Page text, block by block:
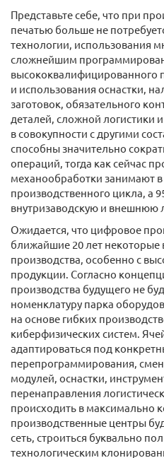
Представьте себе, что при
печатью больше не
технологии, использования
сложнейшим
высококвалифицированного
и использования оснастки,
заготовок, обязательного
деталей, сложной логистики
в совокупности с другими
способны значительно
операций, тогда как сейчас
механообработки занимают
производственного цикла, а
внутризаводскую и внешнюю
Ожидается, что цифровое
ближайшие 20 лет некоторые
производства, особенно с
продукции. Согласно
производства будущего не
номенклатуру парка
на основе гибких
киберфизических систем.
адаптироваться под
перепрограммирования,
модулей, оснастки,
перенаправления
происходить в максимально
производственные центры
сеть, строиться буквально
технологическим